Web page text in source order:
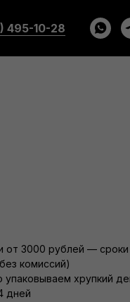
495-10-28
от 3000 рублей —
комиссий)
хрупкий
дней